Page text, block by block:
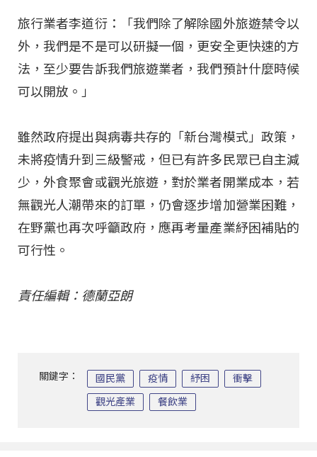
旅行業者李道衍：「我們除了解除國外旅遊禁令以
外，我們是不是可以研擬一個，更安全更快速的方
法，至少要告訴我們旅遊業者，我們預計什麼時候
可以開放。」
雖然政府提出與病毒共存的「新台灣模式」政策，
未將疫情升到三級警戒，但已有許多民眾已自主減
少，外食聚會或觀光旅遊，對於業者開業成本，若
無觀光人潮帶來的訂單，仍會逐步增加營業困難，
在野黨也再次呼籲政府，應再考量產業紓困補貼的
可行性。
責任編輯：德蘭亞朗
關鍵字： 國民黨 疫情 紓困 衝擊
觀光產業 餐飲業